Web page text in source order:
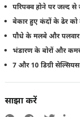
परिपक्व होने पर जल्द
बेकार हुए कंदों के ढेर को
पौधे के मलबे और
भंडारण के बोरों और
7 और 10 डिग्री
साझा करें